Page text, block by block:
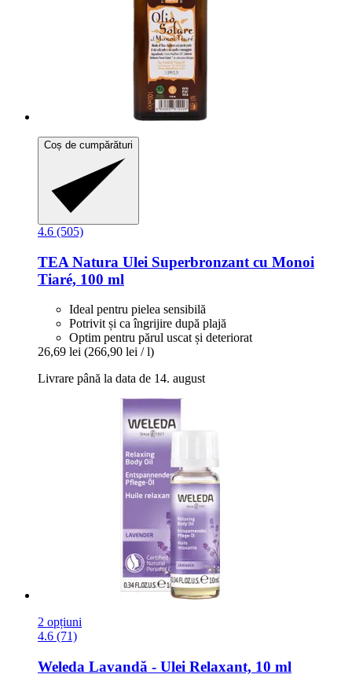
Coș de cumpărături
4.6 (505)
TEA Natura Ulei Superbronzant cu Monoi
Tiaré, 100 ml
Ideal pentru pielea sensibilă
Potrivit și ca îngrijire după plajă
Optim pentru părul uscat și deteriorat
26,69 lei (266,90 lei / l)
Livrare până la data de 14. august
2 opțiuni
4.6 (71)
Weleda Lavandă -​ Ulei Relaxant, 10 ml